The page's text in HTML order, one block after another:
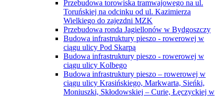
Przebudowa torowiska tramwajowego na ul.
Toruńskiej na odcinku od ul. Kazimierza
Wielkiego do zajezdni MZK
Przebudowa ronda Jagiellonów w Bydgoszczy
Budowa infrastruktury pieszo - rowerowej w
ciągu ulicy Pod Skarpą
Budowa infrastruktury pieszo - rowerowej w
ciągu ulicy Kolbego
Budowa infrastruktury pieszo – rowerowej w
ciągu ulicy Krasińskiego, Markwarta, Sieńki,
Moniuszki, Skłodowskiej – Curie, Łęczyckiej w